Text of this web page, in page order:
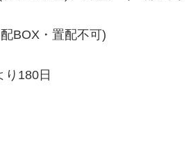
BOX・置配不可)
り180日